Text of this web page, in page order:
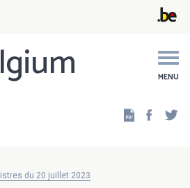
MENU
du 20 juillet 2023